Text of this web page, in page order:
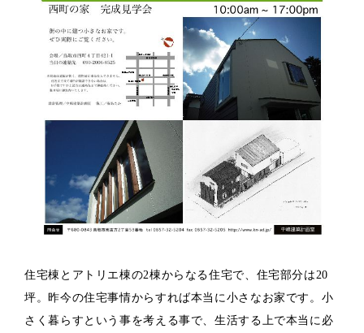
住宅棟とアトリエ棟の2棟からなる住宅で、住宅部分は20
坪。昨今の住宅事情からすれば本当に小さなお家です。小
さく暮らすという事を考える事で、生活する上で本当に必